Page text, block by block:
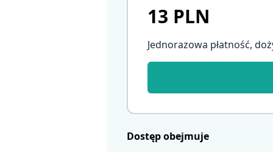
13 PLN
Jednorazowa płatność,
Dostęp obejmuje